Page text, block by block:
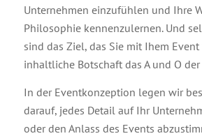
Unternehmen einzufühlen und Ihre
Philosophie kennenzulernen. Und
sind das Ziel, das Sie mit Ihem
inhaltliche Botschaft das A und O
In der Eventkonzeption legen wir
darauf, jedes Detail auf Ihr
oder den Anlass des Events